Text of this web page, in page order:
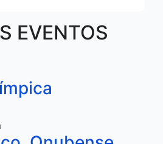
EVENTOS